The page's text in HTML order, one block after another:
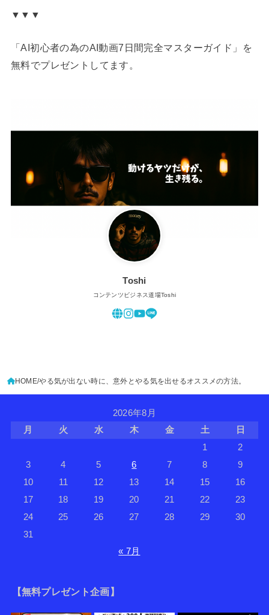
▼▼▼
「AI初心者の為のAI動画7日間完全マスターガイド」を
無料でプレゼントしてます。
Toshi
コンテンツビジネス道場Toshi
HOME やる気が出ない時に、意外とやる気を出せるオススメの方法。
2026年8月
月
火 水 木 金 土
日
1
2
3
4 5 6 7 8
9
10
11 12 13 14 15
16
17
18 19 20 21 22
23
24
25 26 27 28 29
30
31
« 7月
【無料プレゼント企画】